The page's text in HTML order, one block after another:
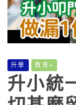
升學 教育+
升小統